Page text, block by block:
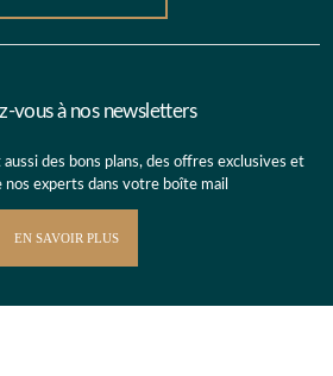
vous à nos newsletters
des bons plans, des offres exclusives et
nos experts dans votre boîte mail
EN SAVOIR PLUS